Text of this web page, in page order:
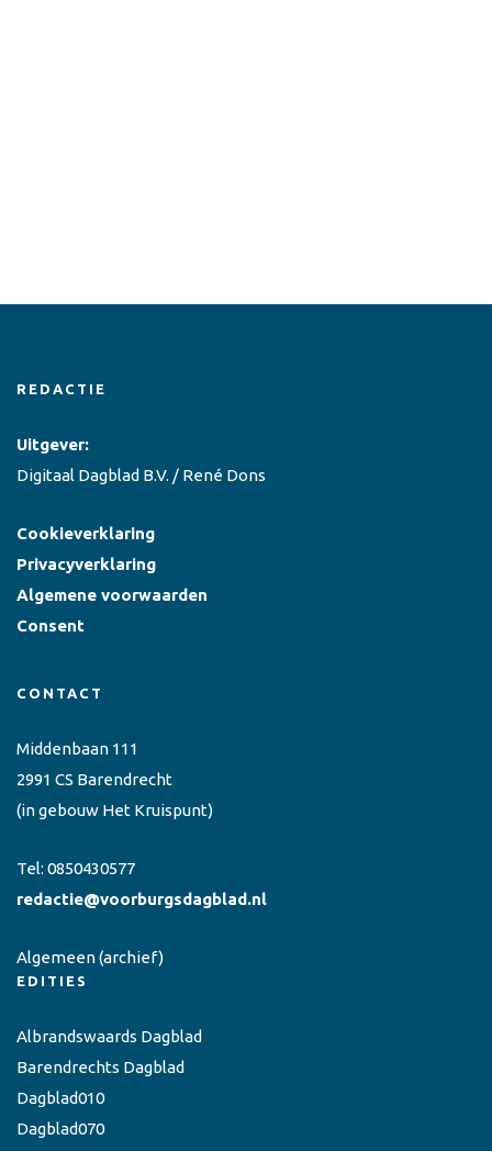
REDACTIE
Uitgever:
Digitaal Dagblad B.V. / René Dons
Cookieverklaring
Privacyverklaring
Algemene voorwaarden
Consent
CONTACT
Middenbaan 111
2991 CS Barendrecht
(in gebouw Het Kruispunt)
Tel: 0850430577
redactie@voorburgsdagblad.nl
Algemeen(archief)
EDITIES
Albrandswaards Dagblad
Barendrechts Dagblad
Dagblad010
Dagblad070